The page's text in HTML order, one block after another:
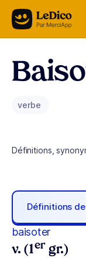
Aller au contenu
verbe
Définitions,
Définitions de
baisoter
v. (1er gr.)